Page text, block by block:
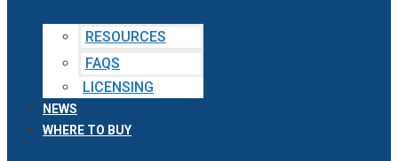
RESOURCES
FAQS
LICENSING
NEWS
WHERE TO BUY